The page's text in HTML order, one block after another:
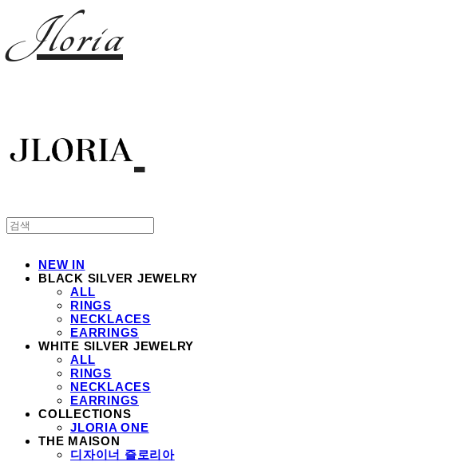
Jloria
NEW IN
BLACK SILVER JEWELRY
ALL
RINGS
NECKLACES
EARRINGS
WHITE SILVER JEWELRY
ALL
RINGS
NECKLACES
EARRINGS
COLLECTIONS
JLORIA ONE
THE MAISON
디자이너 즐로리아